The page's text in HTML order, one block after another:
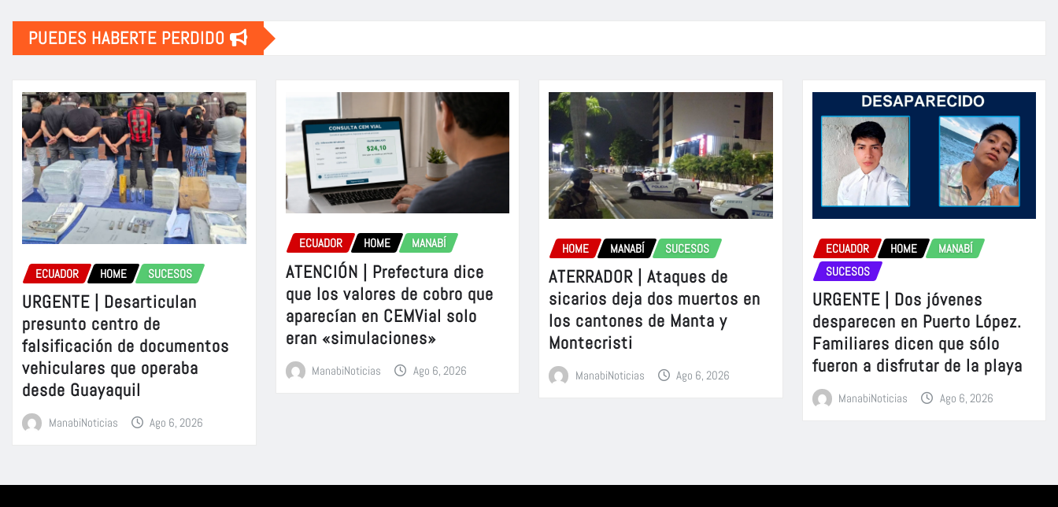
PUEDES HABERTE PERDIDO
ECUADOR HOME SUCESOS
URGENTE | Desarticulan
presunto centro de
falsificación de documentos
vehiculares que operaba
desde Guayaquil
ManabiNoticias Ago 6, 2026
ECUADOR HOME MANABÍ
ATENCIÓN | Prefectura dice
que los valores de cobro que
aparecían en CEMVial solo
eran «simulaciones»
ManabiNoticias Ago 6, 2026
HOME MANABÍ SUCESOS
ATERRADOR | Ataques de
sicarios deja dos muertos en
los cantones de Manta y
Montecristi
ManabiNoticias Ago 6, 2026
ECUADOR HOME
MANABÍ
SUCESOS
URGENTE | Dos jóvenes
desparecen en Puerto López.
Familiares dicen que sólo
fueron a disfrutar de la playa
ManabiNoticias Ago 6, 2026